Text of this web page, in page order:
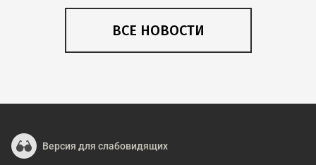
ВСЕ НОВОСТИ
Версия для слабовидящих